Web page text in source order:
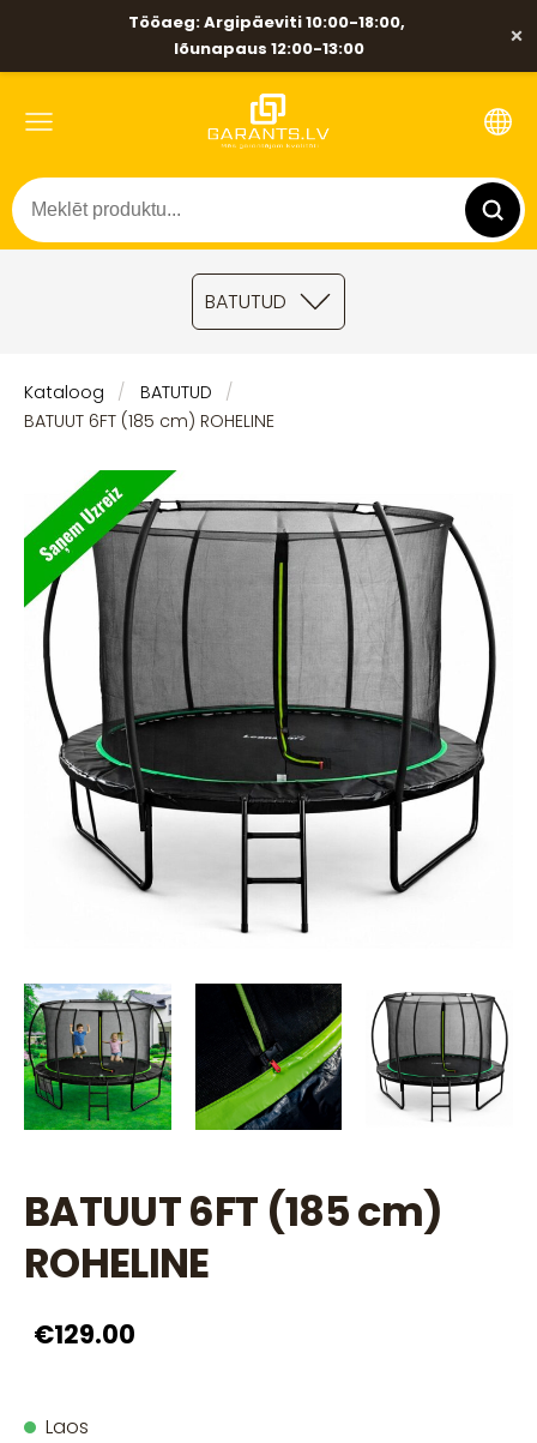
Tööaeg: Argipäeviti 10:00-18:00,
lõunapaus 12:00-13:00
×
BATUTUD
Kataloog
BATUTUD
BATUUT 6FT (185 cm) ROHELINE
BATUUT 6FT (185 cm)
ROHELINE
€129.00
Laos